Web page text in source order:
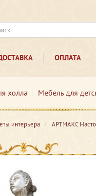
ОПЛАТА
холла Мебель для
интерьера АРТМАКС